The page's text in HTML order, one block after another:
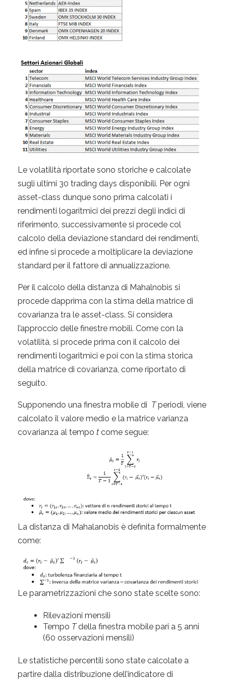
Le volatilità riportate sono storiche e calcolate
sugli ultimi 30 trading days disponibili. Per ogni
asset-class dunque sono prima calcolati i
rendimenti logaritmici dei prezzi degli indici di
riferimento, successivamente si procede col
calcolo della deviazione standard dei rendimenti,
ed infine si procede a moltiplicare la deviazione
standard per il fattore di annualizzazione.
Per il calcolo della distanza di Mahalnobis si
procede dapprima con la stima della matrice di
covarianza tra le asset-class. Si considera
l’approccio delle finestre mobili. Come con la
volatilità, si procede prima con il calcolo dei
rendimenti logaritmici e poi con la stima storica
della matrice di covarianza, come riportato di
seguito.
Supponendo una finestra mobile di Tperiodi, viene
calcolato il valore medio e la matrice varianza
covarianza al tempo t come segue:
La distanza di Mahalanobis è definita formalmente
come:
Le parametrizzazioni che sono state scelte sono:
Rilevazioni mensili
Tempo Tdella finestra mobile pari a 5 anni
(60 osservazioni mensili)
Le statistiche percentili sono state calcolate a
partire dalla distribuzione dell’indicatore di